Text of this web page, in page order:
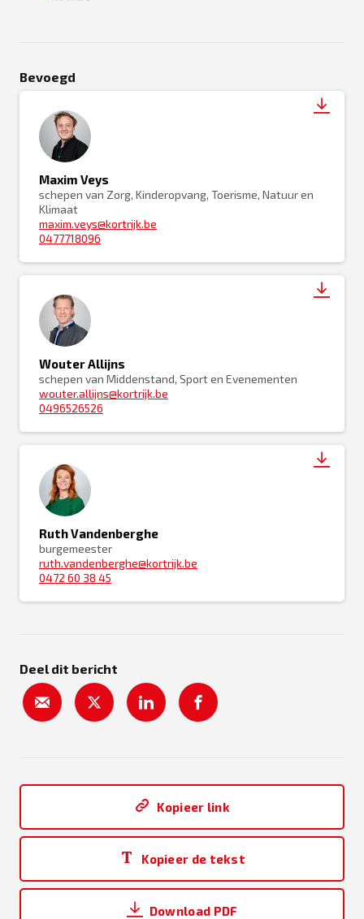
Bevoegd
Maxim Veys
schepen van Zorg, Kinderopvang, Toerisme, Natuur en
Klimaat
maxim.veys@kortrijk.be
0477718096
Wouter Allijns
schepen van Middenstand, Sport en Evenementen
wouter.allijns@kortrijk.be
0496526526
Ruth Vandenberghe
burgemeester
ruth.vandenberghe@kortrijk.be
0472 60 38 45
Deel dit bericht
Kopieer link
Kopieer de tekst
Download PDF